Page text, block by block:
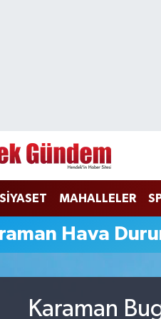
SİYASET MAHALLELER
Hava
Karaman
Haritası
ve Fikstür